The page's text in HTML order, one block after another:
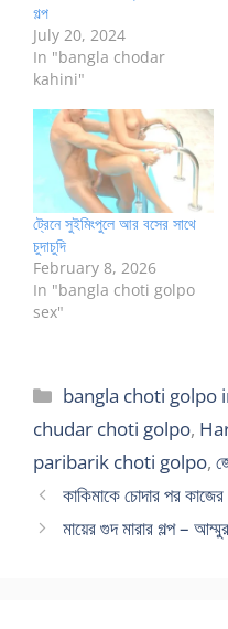
গল্প
July 20, 2024
In "bangla chodar
kahini"
ট্রেনে সুইমিংপুলে আর বসের সাথে
চুদাচুদি
February 8, 2026
In "bangla choti golpo
sex"
Categories
bangla choti golpo
chudar choti golpo,
paribarik choti golpo,
কাকিমাকে চোদার পর কাজের
মায়ের গুদ মারার গল্প –